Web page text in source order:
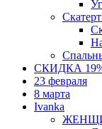
СКИДКА
23 февраля
8 марта
Ivanka